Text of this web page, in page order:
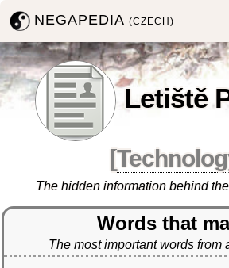
NEGAPEDIA(CZECH)
Letiště
[
The hidden information behind the
Words that
The most important words from